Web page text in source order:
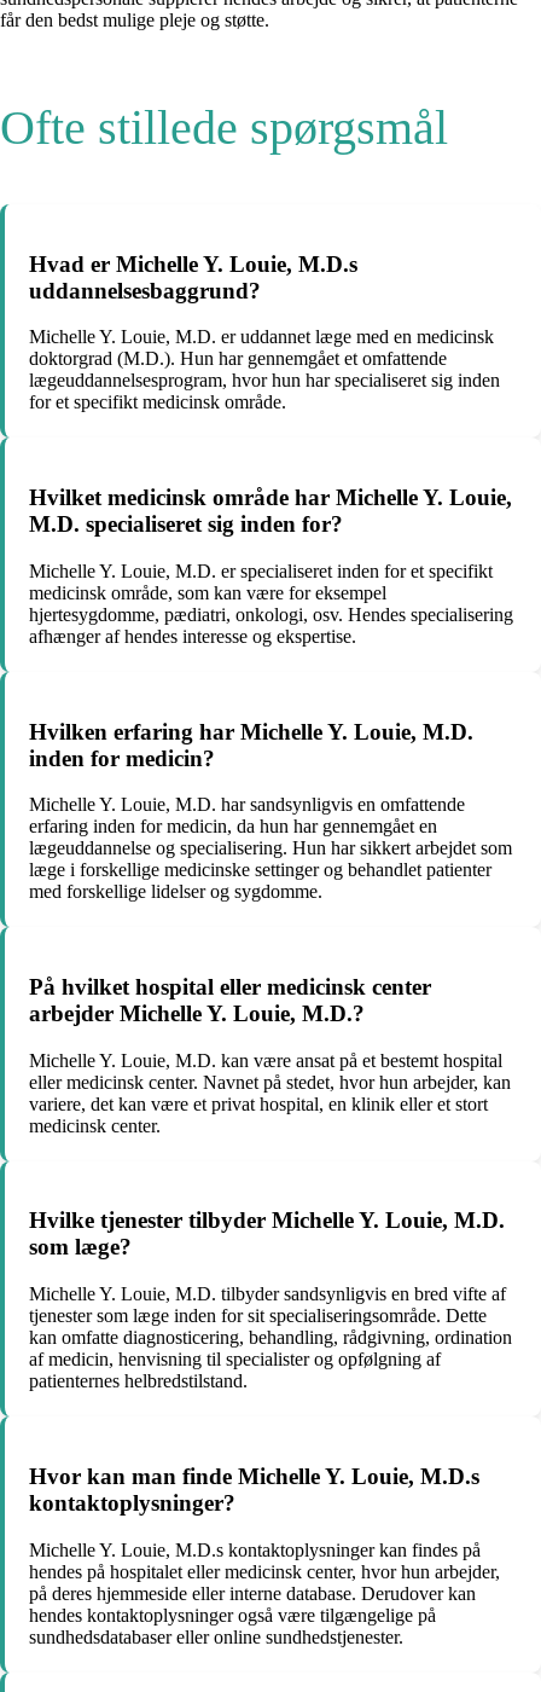
får den bedst mulige pleje og støtte.
Ofte stillede spørgsmål
Hvad er Michelle Y. Louie, M.D.s
uddannelsesbaggrund?
Michelle Y. Louie, M.D. er uddannet læge med en medicinsk
doktorgrad (M.D.). Hun har gennemgået et omfattende
lægeuddannelsesprogram, hvor hun har specialiseret sig inden
for et specifikt medicinsk område.
Hvilket medicinsk område har Michelle Y. Louie,
M.D. specialiseret sig inden for?
Michelle Y. Louie, M.D. er specialiseret inden for et specifikt
medicinsk område, som kan være for eksempel
hjertesygdomme, pædiatri, onkologi, osv. Hendes specialisering
afhænger af hendes interesse og ekspertise.
Hvilken erfaring har Michelle Y. Louie, M.D.
inden for medicin?
Michelle Y. Louie, M.D. har sandsynligvis en omfattende
erfaring inden for medicin, da hun har gennemgået en
lægeuddannelse og specialisering. Hun har sikkert arbejdet som
læge i forskellige medicinske settinger og behandlet patienter
med forskellige lidelser og sygdomme.
På hvilket hospital eller medicinsk center
arbejder Michelle Y. Louie, M.D.?
Michelle Y. Louie, M.D. kan være ansat på et bestemt hospital
eller medicinsk center. Navnet på stedet, hvor hun arbejder, kan
variere, det kan være et privat hospital, en klinik eller et stort
medicinsk center.
Hvilke tjenester tilbyder Michelle Y. Louie, M.D.
som læge?
Michelle Y. Louie, M.D. tilbyder sandsynligvis en bred vifte af
tjenester som læge inden for sit specialiseringsområde. Dette
kan omfatte diagnosticering, behandling, rådgivning, ordination
af medicin, henvisning til specialister og opfølgning af
patienternes helbredstilstand.
Hvor kan man finde Michelle Y. Louie, M.D.s
kontaktoplysninger?
Michelle Y. Louie, M.D.s kontaktoplysninger kan findes på
hendes på hospitalet eller medicinsk center, hvor hun arbejder,
på deres hjemmeside eller interne database. Derudover kan
hendes kontaktoplysninger også være tilgængelige på
sundhedsdatabaser eller online sundhedstjenester.